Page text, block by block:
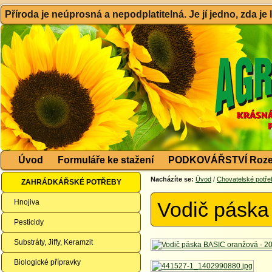
Příroda je neúprosná a nepodplatitelná. Je jí jedno, zda
Úvod Formuláře ke stažení PODKOVÁŘSTVÍ
ZAHRÁDKÁŘSKÉ POTŘEBY
Hnojiva
Pesticidy
Substráty, Jiffy, Keramzit
Biologické přípravky
Nacházíte se: Úvod / Chovatelské
Vodič